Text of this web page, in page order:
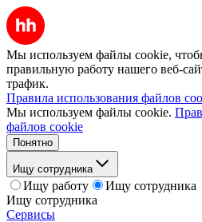
Мы используем файлы cookie,
правильную работу нашего веб-
трафик.
Правила использования файлов
Мы используем файлы cookie.
файлов cookie
Понятно
Ищу сотрудника
Ищу работу
Ищу сотрудника
Ищу сотрудника
Сервисы